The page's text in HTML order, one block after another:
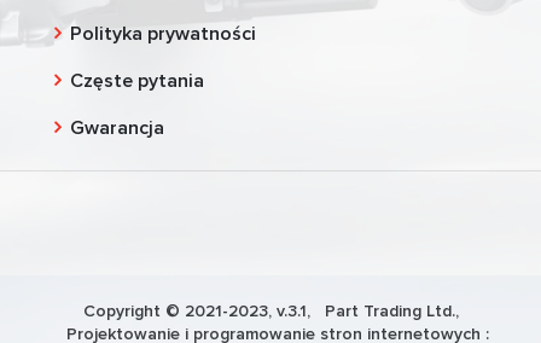
Polityka prywatności
Częste pytania
Gwarancja
Copyright © 2021-2023, v.3.1, Part Trading Ltd.,
Projektowanie i programowanie stron internetowych :